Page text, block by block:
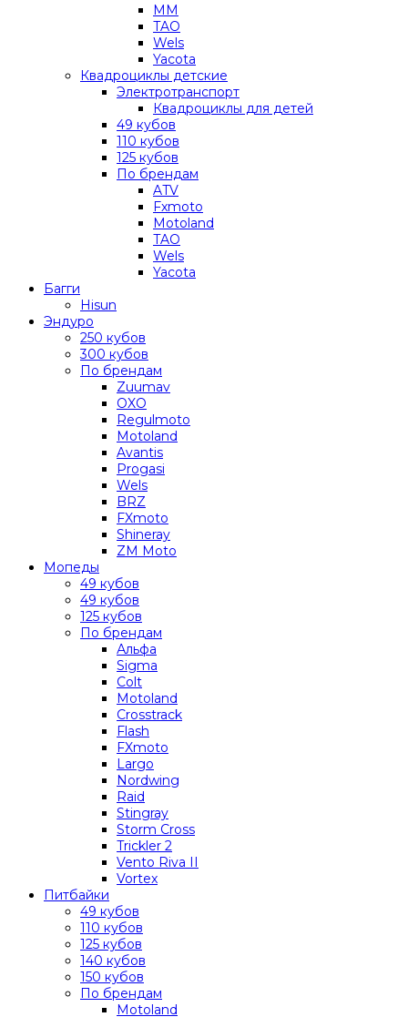
MM
TAO
Wels
Yacota
Квадроциклы детские
Электротранспорт
Квадроциклы для детей
49 кубов
110 кубов
125 кубов
По брендам
ATV
Fxmoto
Motoland
TAO
Wels
Yacota
Багги
Hisun
Эндуро
250 кубов
300 кубов
По брендам
Zuumav
OXO
Regulmoto
Motoland
Avantis
Progasi
Wels
BRZ
FXmoto
Shineray
ZM Moto
Мопеды
49 кубов
49 кубов
125 кубов
По брендам
Альфа
Sigma
Colt
Motoland
Crosstrack
Flash
FXmoto
Largo
Nordwing
Raid
Stingray
Storm Cross
Trickler 2
Vento Riva II
Vortex
Питбайки
49 кубов
110 кубов
125 кубов
140 кубов
150 кубов
По брендам
Motoland